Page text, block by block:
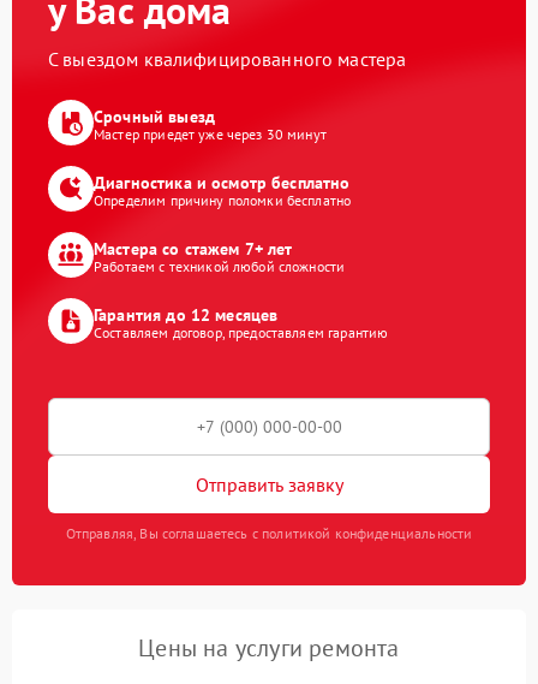
С выездом квалифицированного мастера
Срочный выезд
Мастер приедет уже через 30 минут
Диагностика и осмотр бесплатно
Определим причину поломки бесплатно
Мастера со стажем 7+ лет
Работаем с техникой любой сложности
Гарантия до 12 месяцев
Составляем договор, предоставляем гарантию
Отправить заявку
Отправляя, Вы соглашаетесь с политикой конфиденциальности
Цены на услуги ремонта